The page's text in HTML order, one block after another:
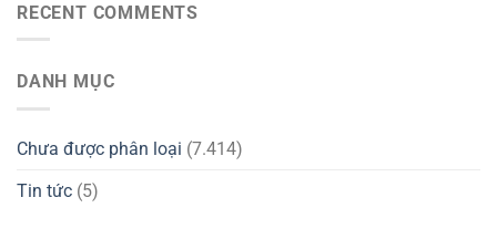
RECENT COMMENTS
DANH MỤC
Chưa được phân loại (7.414)
Tin tức (5)